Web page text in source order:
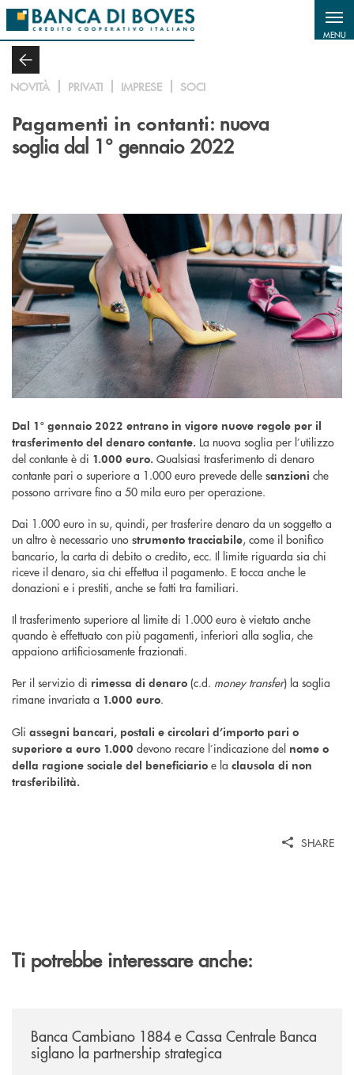
Salta al contenuto principale
MENU
NOVITÀ PRIVATI IMPRESE SOCI
Pagamenti in contanti: nuova
soglia dal 1° gennaio 2022
Dal 1° gennaio 2022 entrano in vigore nuove regole per il
trasferimento del denaro contante. La nuova soglia per l’utilizzo
del contante è di 1.000 euro. Qualsiasi trasferimento di denaro
contante pari o superiore a 1.000 euro prevede delle sanzioni che
possono arrivare fino a 50 mila euro per operazione.
Dai 1.000 euro in su, quindi, per trasferire denaro da un soggetto a
un altro è necessario uno strumento tracciabile, come il bonifico
bancario, la carta di debito o credito, ecc. Il limite riguarda sia chi
riceve il denaro, sia chi effettua il pagamento. E tocca anche le
donazioni e i prestiti, anche se fatti tra familiari.
Il trasferimento superiore al limite di 1.000 euro è vietato anche
quando è effettuato con più pagamenti, inferiori alla soglia, che
appaiono artificiosamente frazionati.
Per il servizio di rimessa di denaro (c.d. money transfer) la soglia
rimane invariata a 1.000 euro.
Gli assegni bancari, postali e circolari d’importo pari o
superiore a euro 1.000 devono recare l’indicazione del nome o
della ragione sociale del beneficiario e la clausola di non
trasferibilità.
SHARE
Ti potrebbe interessare anche:
Banca Cambiano 1884 e Cassa Centrale Banca
siglano la partnership strategica